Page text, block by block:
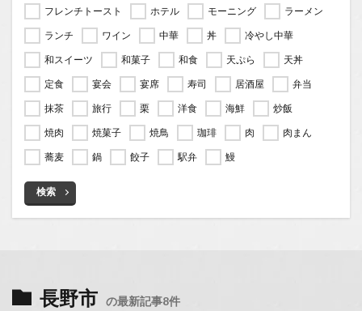
フレンチトースト
ホテル モーニング
ラーメン
ランチ
ワイン 中華 丼
冷やし中華
和スイーツ
和菓子 和食 天ぷら
天丼
定食
宴会 宴席 寿司 居酒屋
弁当
抹茶
旅行 栗 洋食 海鮮
炒飯
焼肉
焼菓子 焼鳥 珈琲 肉
肉まん
蕎麦
鍋 餃子 駅弁 鰻
検索
長野市 の最新記事8件